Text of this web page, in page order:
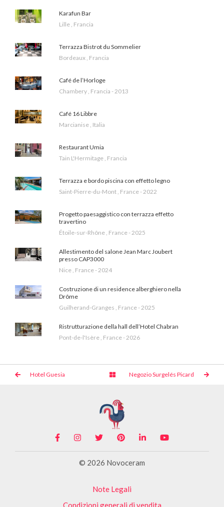
Karafun Bar
Lille , Francia
Terrazza Bistrot du Sommelier
Bordeaux , Francia
Café de l’Horloge
Chambery , Francia - 2013
Café 16 Libbre
Marcianise , Italia
Restaurant Umia
Tain L'Hermitage , Francia
Terrazza e bordo piscina con effetto legno
Saint-Pierre-du-Mont , France - 2022
Progetto paesaggistico con terrazza effetto
travertino
Étoile-sur-Rhône , France - 2025
Allestimento del salone Jean Marc Joubert
presso CAP3000
Nice , France - 2024
Costruzione di un residence alberghiero nella
Drôme
Guilherand-Granges , France - 2025
Ristrutturazione della hall dell’Hotel Chabran
Pont-de-l'Isère , France - 2026
Hotel Guesia Negozio Surgelés Picard
© 2026 Novoceram
Note Legali